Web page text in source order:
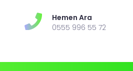
Hemen Ara
0555 996 55 72